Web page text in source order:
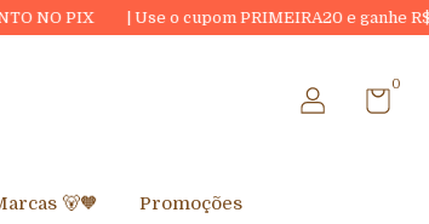
| Use o cupom PRIMEIRA20 e ganhe R$20,00 OFF
0
🐻🧡 Promoções